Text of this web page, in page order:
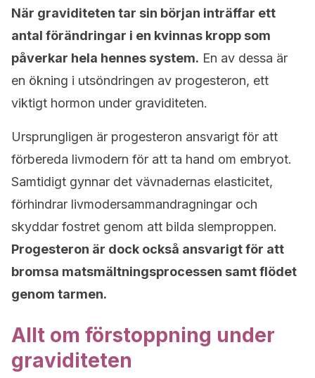
När graviditeten tar sin början inträffar ett
antal förändringar i en kvinnas kropp som
påverkar hela hennes system. En av dessa är
en ökning i utsöndringen av progesteron, ett
viktigt hormon under graviditeten.
Ursprungligen är progesteron ansvarigt för att
förbereda livmodern för att ta hand om embryot.
Samtidigt gynnar det vävnadernas elasticitet,
förhindrar livmodersammandragningar och
skyddar fostret genom att bilda slemproppen.
Progesteron är dock också ansvarigt för att
bromsa matsmältningsprocessen samt flödet
genom tarmen.
Allt om förstoppning under
graviditeten